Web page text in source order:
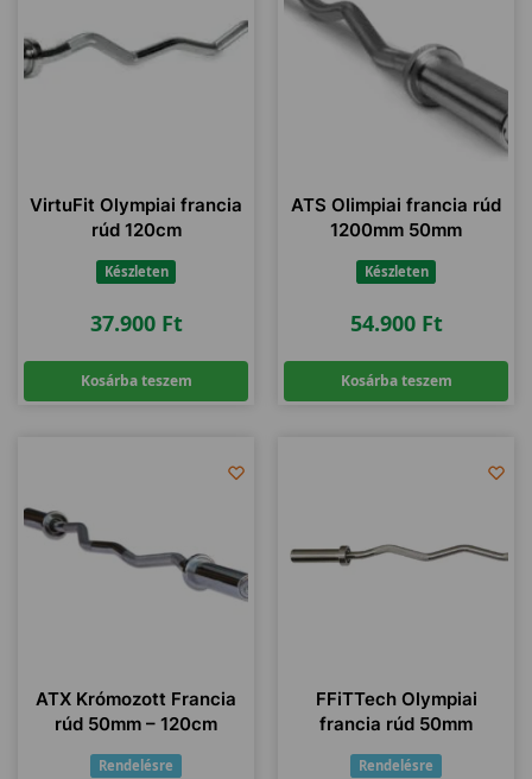
VirtuFit Olympiai francia
rúd 120cm
Készleten
37.900 Ft
Kosárba teszem
ATS Olimpiai francia rúd
1200mm 50mm
Készleten
54.900 Ft
Kosárba teszem
ATX Krómozott Francia
rúd 50mm – 120cm
Rendelésre
FFiTTech Olympiai
francia rúd 50mm
Rendelésre